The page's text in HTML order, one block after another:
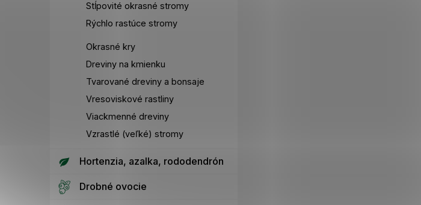
Stĺpovité okrasné stromy
Rýchlo rastúce stromy
Okrasné kry
Dreviny na kmienku
Tvarované dreviny a bonsaje
Vresoviskové rastliny
Viackmenné dreviny
Vzrastlé (veľké) stromy
Hortenzia, azalka, rododendrón
Drobné ovocie